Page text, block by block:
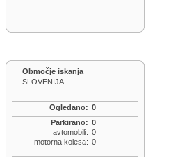
Območje iskanja
SLOVENIJA
Ogledano: 0
Parkirano: 0
avtomobili: 0
motorna kolesa: 0